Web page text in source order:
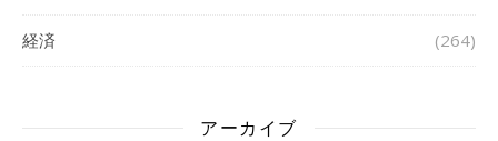
経済 (264)
アーカイブ